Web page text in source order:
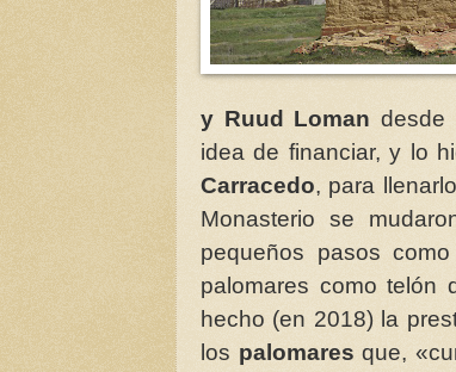
y Ruud Loman desde
idea de financiar, y lo
Carracedo, para
Monasterio se
pequeños pasos
palomares como telón
hecho (en 2018) la
los palomaresque,